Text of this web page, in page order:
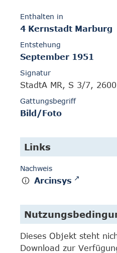
Enthalten in
4 Kernstadt Marburg
Entstehung
September 1951
Signatur
StadtA MR, S 3/7, 2600
Gattungsbegriff
Bild/Foto
Links
Nachweis
Arcinsys
Dieses Objekt steht
Download zur